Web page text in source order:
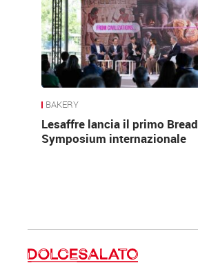
BAKERY
Lesaffre lancia il primo Bread
Symposium internazionale